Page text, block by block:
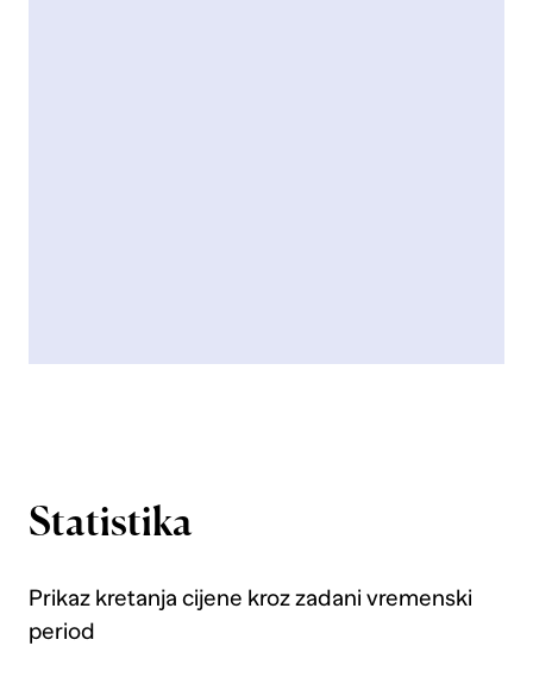
Statistika
Prikaz kretanja cijene kroz zadani vremenski
period